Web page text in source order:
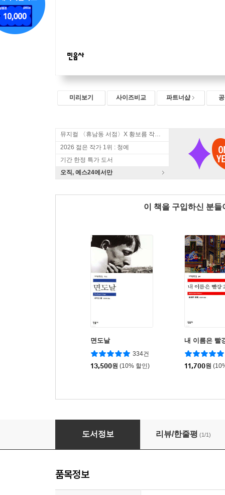
미리보기 사이즈비교 파트너샵
뮤지컬 〈휴남동 서점〉X 황보름 작가 북토크
2026 젊은 작가 1위 : 청예
기간 한정 특가 도서
오직, 예스24에서만
이 책을 구입하신 분
면도날
334건
13,500원 (10% 할인)
내 이름은 빨
11,700원
드라큘라 1
도서정보 리뷰/한줄평 (1/1)
품목정보